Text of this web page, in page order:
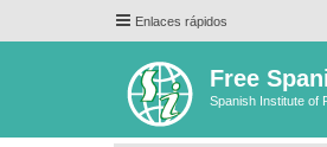
Enlaces rápidos
Free
Spanish Institute of